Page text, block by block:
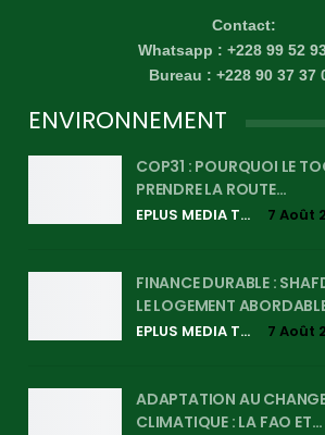
Contact:
Whatsapp : +228 99 52
Bureau : +228 90 37 37
ENVIRONNEMENT
COP31 : POURQUOI LE
PRENDRE LA ROUTE…
EPLUS MEDIA TV 7 Août
FINANCE DURABLE :
LE LOGEMENT
EPLUS MEDIA TV 7 Août
ADAPTATION AU
CLIMATIQUE : LA FAO ET…